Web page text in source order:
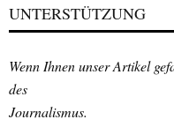
UNTERSTÜTZUNG
Wenn Ihnen unser Artikel
des
Journalismus.